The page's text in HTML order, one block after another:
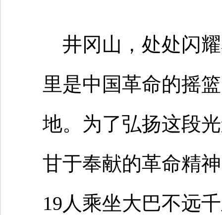
井冈山，处处闪
里是中国革命的摇
地。为了弘扬这段
甘于奉献的革命精
19人乘坐大巴不远